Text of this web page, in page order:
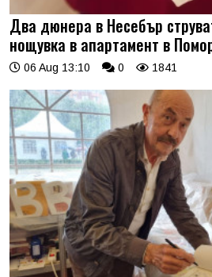
Два дюнера в Несебър
нощувка в апартамент в
06 Aug 13:10 0 1841